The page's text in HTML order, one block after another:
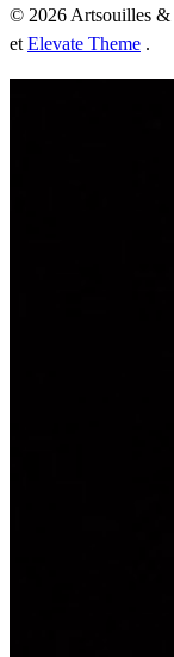
© 2026 Artsouilles &
et Elevate Theme .